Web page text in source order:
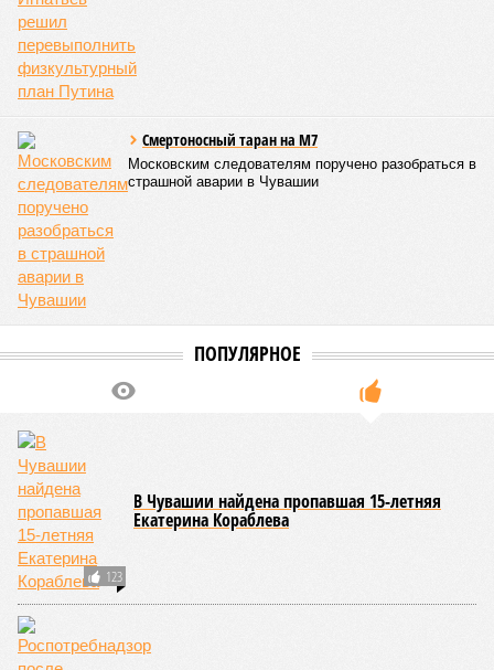
эпидемиологическим заключением (СЭЗ), которое
подтверждает соответствие учреждения требованиям
действующего санитарного законодательства. Отсутствие
действующего СЭЗ является основанием для запрета на
функционирование оздоровительной организации. Кроме
необходимость постоянного контроля за поставщиками
продуктов и организаторами питания, за своевременным
исполнением ранее выданных предписаний по устранению
нарушений, а также за соблюдением сроков прохождения
медицинских осмотров и гигиенического обучения
персоналом.
Республика
разместилась на 79
КОММЕНТАРИИ 0
07/08
В Чебоксарах в ближайшие годы не будут
достраивать спуск к заливу
07/08
после вмешательства прокуратуры